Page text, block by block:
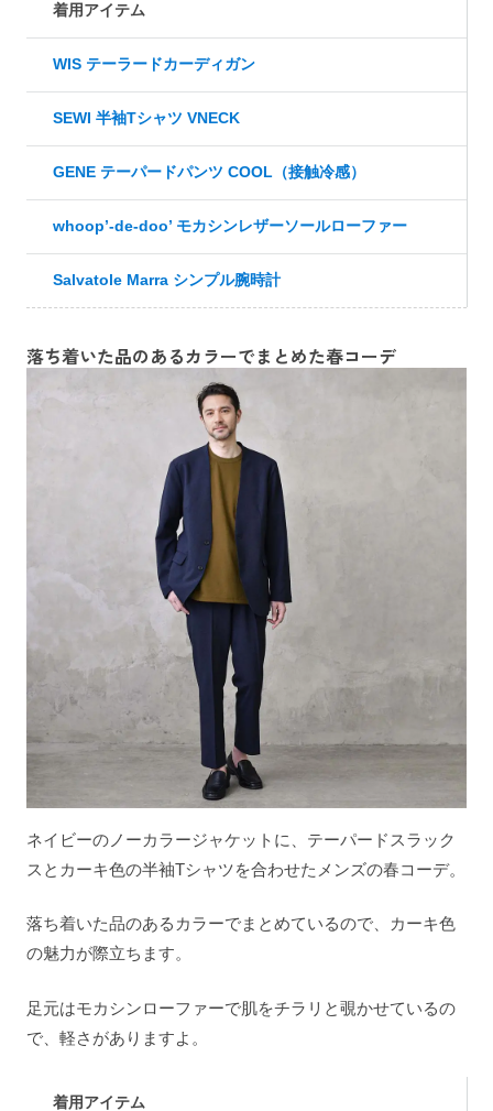
着用アイテム
WIS テーラードカーディガン
SEWI 半袖Tシャツ VNECK
GENE テーパードパンツ COOL（接触冷感）
whoop’-de-doo’ モカシンレザーソールローファー
Salvatole Marra シンプル腕時計
落ち着いた品のあるカラーでまとめた春コーデ
ネイビーのノーカラージャケットに、テーパードスラック
スとカーキ色の半袖Tシャツを合わせたメンズの春コーデ。
落ち着いた品のあるカラーでまとめているので、カーキ色
の魅力が際立ちます。
足元はモカシンローファーで肌をチラリと覗かせているの
で、軽さがありますよ。
着用アイテム